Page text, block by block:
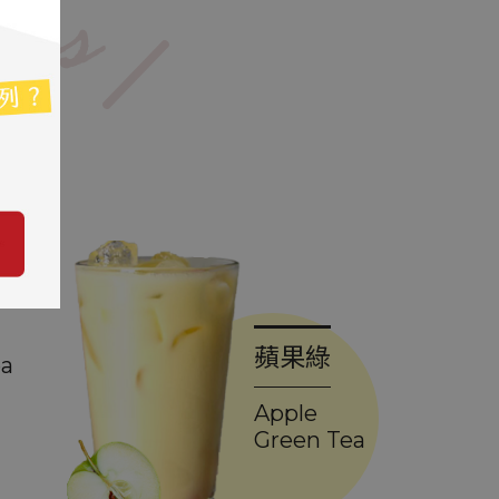
US
蘋果綠
Apple
Green Tea
新店開幕】高雄桂陽新店開幕
新店開幕】原桂林店移至桂陽店
新店開幕】屏東溜冰場店開幕
茶飲加盟懶人包｜熱門飲料店加盟金、流程與收益